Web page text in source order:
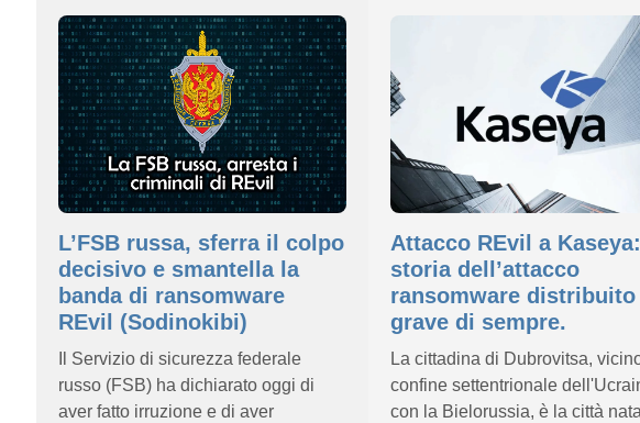
L’FSB russa, sferra il colpo
decisivo e smantella la
banda di ransomware
REvil (Sodinokibi)
Il Servizio di sicurezza federale
russo (FSB) ha dichiarato oggi di
aver fatto irruzione e di aver
Attacco REvil a
storia dell’attacco
ransomware distribuito
grave di sempre.
La cittadina di Dubrovitsa,
confine settentrionale
con la Bielorussia, è la città